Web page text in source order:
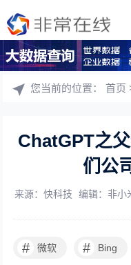
您当前的位置：首页
ChatGPT之
们公
来源：快科技 编辑：非小
# 微软 # Bing